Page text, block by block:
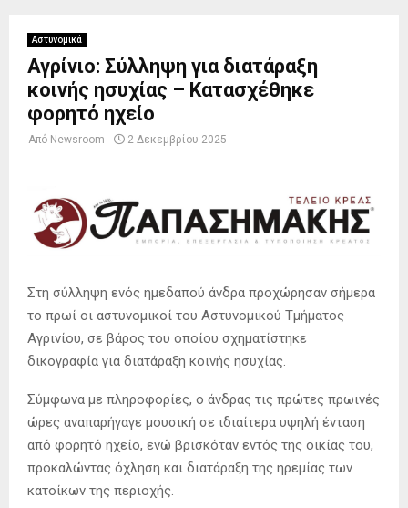
Αστυνομικά
Αγρίνιο: Σύλληψη για διατάραξη
κοινής ησυχίας – Κατασχέθηκε
φορητό ηχείο
Από Newsroom 2 Δεκεμβρίου 2025
Στη σύλληψη ενός ημεδαπού άνδρα προχώρησαν σήμερα
το πρωί οι αστυνομικοί του Αστυνομικού Τμήματος
Αγρινίου, σε βάρος του οποίου σχηματίστηκε
δικογραφία για διατάραξη κοινής ησυχίας.
Σύμφωνα με πληροφορίες, ο άνδρας τις πρώτες πρωινές
ώρες αναπαρήγαγε μουσική σε ιδιαίτερα υψηλή ένταση
από φορητό ηχείο, ενώ βρισκόταν εντός της οικίας του,
προκαλώντας όχληση και διατάραξη της ηρεμίας των
κατοίκων της περιοχής.